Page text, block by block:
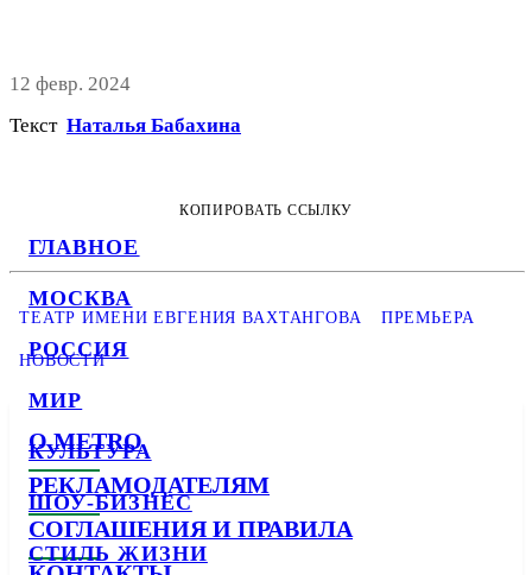
ГЛАВНОЕ
МОСКВА
РОССИЯ
МИР
КУЛЬТУРА
ШОУ-БИЗНЕС
СТИЛЬ ЖИЗНИ
12 февр. 2024
Текст Наталья Бабахина
КОПИРОВАТЬ ССЫЛКУ
ТЕАТР ИМЕНИ ЕВГЕНИЯ ВАХТАНГОВА ПРЕМЬЕРА
НОВОСТИ
О METRO
РЕКЛАМОДАТЕЛЯМ
СОГЛАШЕНИЯ И ПРАВИЛА